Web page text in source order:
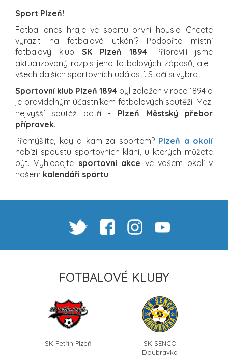
Sport Plzeň!
Fotbal dnes hraje ve sportu první housle. Chcete
vyrazit na fotbalové utkání? Podpořte místní
fotbalový klub SK Plzeň 1894. Připravili jsme
aktualizovaný rozpis jeho fotbalových zápasů, ale i
všech dalších sportovních událostí. Stačí si vybrat.
Sportovní klub Plzeň 1894 byl založen v roce 1894 a
je pravidelným účastníkem fotbalových soutěží. Mezi
nejvyšší soutěž patří - Plzeň Městský přebor
přípravek.
Přemýšlíte, kdy a kam za sportem? Plzeň a okolí
nabízí spoustu sportovních klání, u kterých můžete
být. Vyhledejte sportovní akce ve vašem okolí v
našem kalendáři sportu.
FOTBALOVÉ KLUBY
SK Petřín Plzeň
SK SENCO
Doubravka